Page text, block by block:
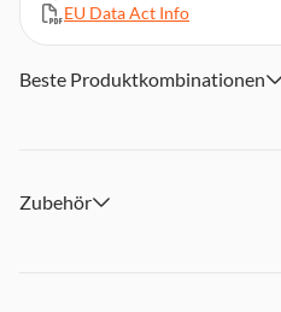
EU Data Act Info
Beste Produktkombinationen
Zubehör